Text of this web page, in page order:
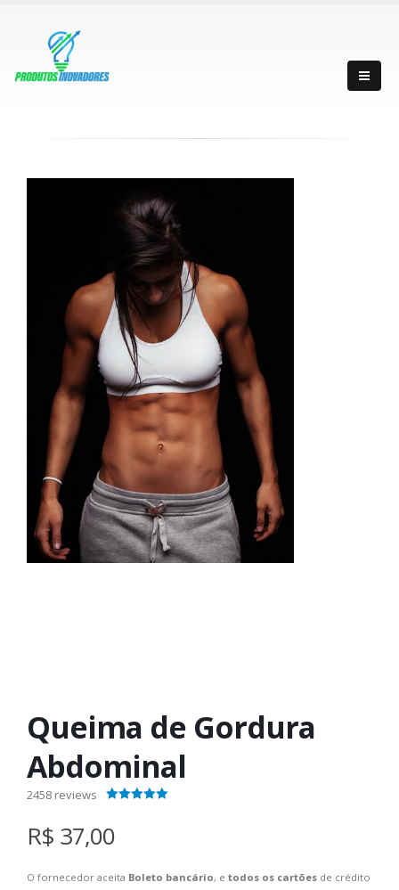
Queima de Gordura
Abdominal
2458 reviews
R$ 37,00
O fornecedor aceita Boleto bancário, e todos os cartões de crédito